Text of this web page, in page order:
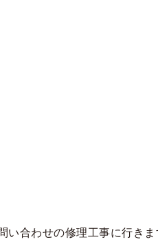
い合わせの修理工事に行きま